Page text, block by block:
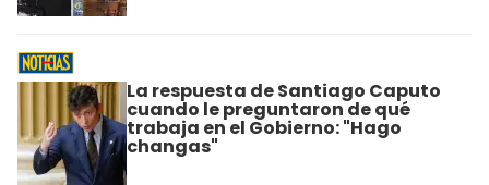
La respuesta de Santiago Caputo
cuando le preguntaron de qué
trabaja en el Gobierno: "Hago
changas"